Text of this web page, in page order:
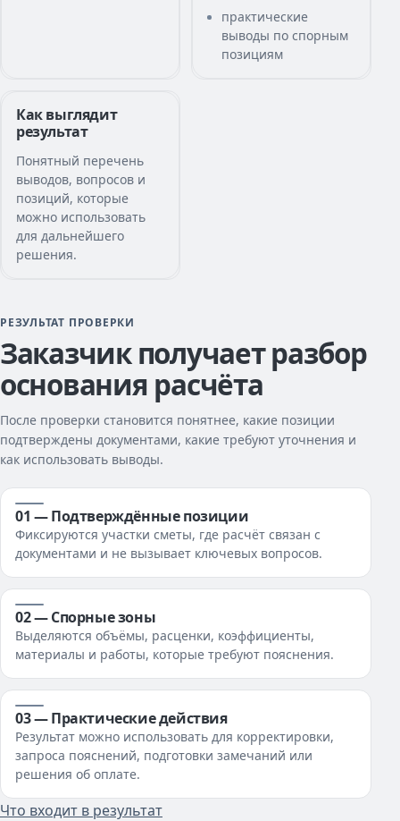
практические
выводы по спорным
позициям
Как выглядит
результат
Понятный перечень
выводов, вопросов и
позиций, которые
можно использовать
для дальнейшего
решения.
РЕЗУЛЬТАТ ПРОВЕРКИ
Заказчик получает разбор
основания расчёта
После проверки становится понятнее, какие позиции
подтверждены документами, какие требуют уточнения и
как использовать выводы.
01 — Подтверждённые позиции
Фиксируются участки сметы, где расчёт связан с
документами и не вызывает ключевых вопросов.
02 — Спорные зоны
Выделяются объёмы, расценки, коэффициенты,
материалы и работы, которые требуют пояснения.
03 — Практические действия
Результат можно использовать для корректировки,
запроса пояснений, подготовки замечаний или
решения об оплате.
Что входит в результат